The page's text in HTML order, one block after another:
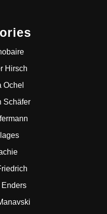
Hirsch
Ochel
Schäfer